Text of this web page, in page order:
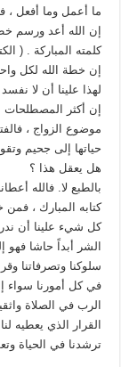
ما أعمل وما أفعل ،
إن الله أعد ورسم
كلمته المباركة . (
إن خطة الله لكل
لهذا علينا أن لا
إن أكثر
موضوع الزواج ،
حياتها إلى جحيم
هل يعقل هذا ؟
بالطبع لا. فالله
كتابه المبارك ، فمن
كل شيء علينا أن
الشر أبداً حاشا
سلوكنا وتصرفاتنا
في كل أمورنا سواء
الرب في الصلاة
القرار الذي يعطيه
ترشدنا في الحياة